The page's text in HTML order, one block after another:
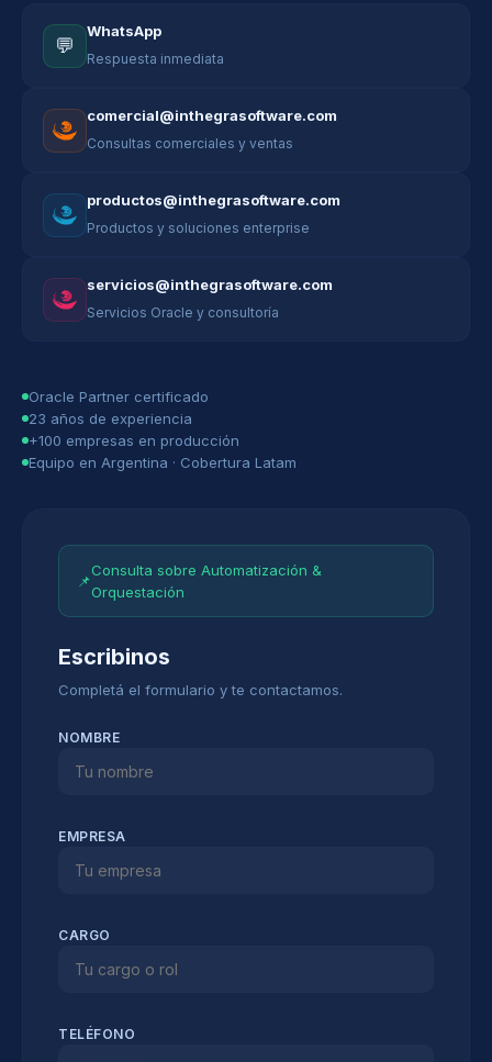
💬
WhatsApp
Respuesta inmediata
comercial@inthegrasoftware.com
Consultas comerciales y ventas
productos@inthegrasoftware.com
Productos y soluciones enterprise
servicios@inthegrasoftware.com
Servicios Oracle y consultoría
Oracle Partner certificado
23 años de experiencia
+100 empresas en producción
Equipo en Argentina · Cobertura Latam
📌
Consulta sobre Automatización &
Orquestación
Escribinos
Completá el formulario y te contactamos.
NOMBRE
EMPRESA
CARGO
TELÉFONO